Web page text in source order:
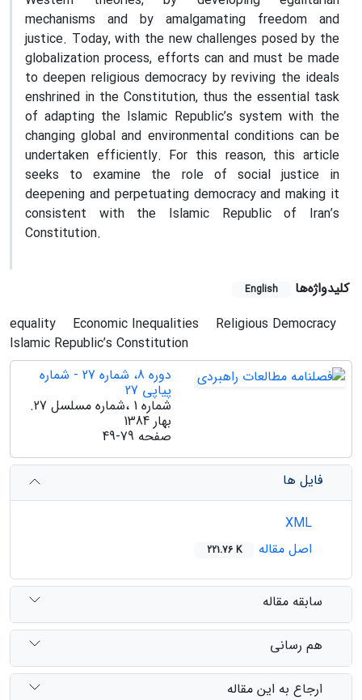
mechanisms and by amalgamating freedom and
justice. Today, with the new challenges posed by the
globalization process, efforts can and must be made
to deepen religious democracy by reviving the ideals
enshrined in the Constitution, thus the essential task
of adapting the Islamic Republic’s system with the
changing global and environmental conditions can be
undertaken efficiently. For this reason, this article
seeks to examine the role of social justice in
deepening and perpetuating democracy and making it
consistent with the Islamic Republic of Iran’s
Constitution.
کلیدواژه‌ها English
equality Economic Inequalities
Religious Democracy
Islamic Republic’s Constitution
دوره 8، شماره 27 - شماره
پیاپی 27
شماره 1 ،شماره مسلسل 27.
بهار 1384
صفحه 49-79
فایل ها
اصل مقاله
221.76 K
سابقه مقاله
هم رسانی
ارجاع به این مقاله